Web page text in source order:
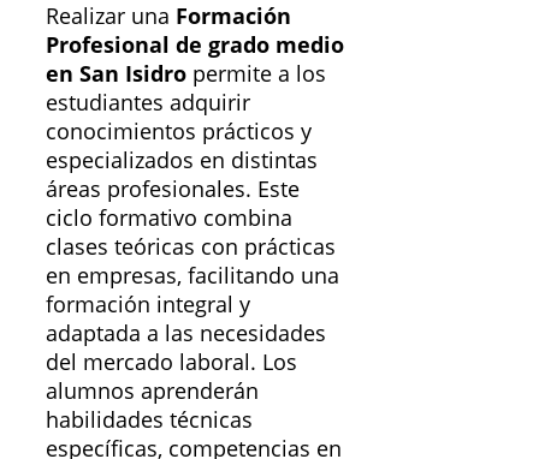
Realizar una Formación
Profesional de grado medio
en San Isidro permite a los
estudiantes adquirir
conocimientos prácticos y
especializados en distintas
áreas profesionales. Este
ciclo formativo combina
clases teóricas con prácticas
en empresas, facilitando una
formación integral y
adaptada a las necesidades
del mercado laboral. Los
alumnos aprenderán
habilidades técnicas
específicas, competencias en